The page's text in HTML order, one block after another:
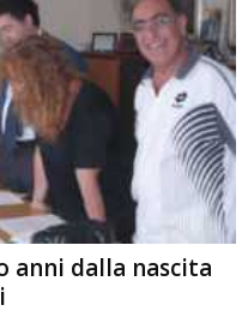
anni dalla nascita